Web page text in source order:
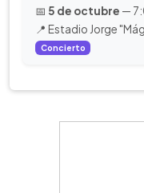
📅 5 de octubre —
📍 Estadio Jorge
Concierto